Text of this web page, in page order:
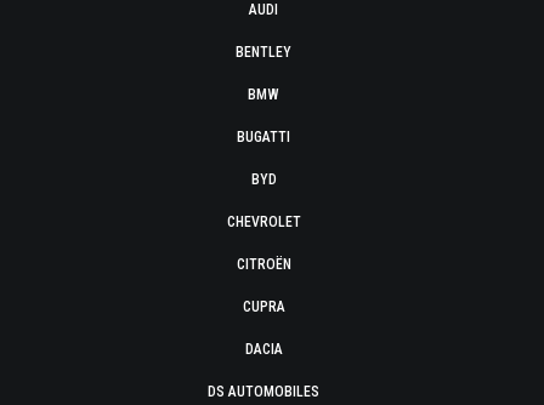
AUDI
BENTLEY
BMW
BUGATTI
BYD
CHEVROLET
CITROËN
CUPRA
DACIA
DS AUTOMOBILES